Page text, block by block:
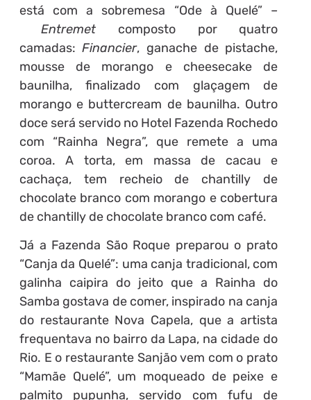
está com a sobremesa “Ode à Quelé” –
Entremet composto por quatro
camadas:Financier, ganache de pistache,
mousse de morango e cheesecake de
baunilha, finalizado com glaçagem de
morango e buttercream de baunilha. Outro
doce será servido no Hotel Fazenda Rochedo
com “Rainha Negra”, que remete a uma
coroa. A torta, em massa de cacau e
cachaça, tem recheio de chantilly de
chocolate branco com morango e cobertura
de chantilly de chocolate branco com café.
Já a Fazenda São Roque preparou o prato
“Canja da Quelé”: uma canja tradicional, com
galinha caipira do jeito que a Rainha do
Samba gostava de comer, inspirado na canja
do restaurante Nova Capela, que a artista
frequentava no bairro da Lapa, na cidade do
Rio. E o restaurante Sanjão vem com o prato
“Mamãe Quelé”, um moqueado de peixe e
palmito pupunha, servido com fufu de